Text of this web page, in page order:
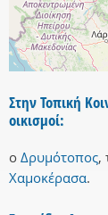
Στην Τοπική
οικισμοί:
ο Δρυμότοπος,
Χαμοκέρασα.